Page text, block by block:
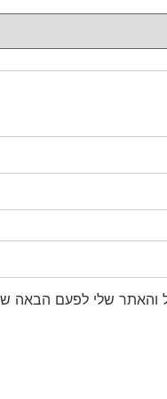
והאתר שלי לפעם הבאה